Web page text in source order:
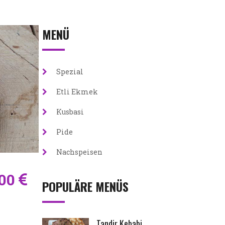
MENÜ
Spezial
Etli Ekmek
Kusbasi
Pide
Nachspeisen
POPULÄRE MENÜS